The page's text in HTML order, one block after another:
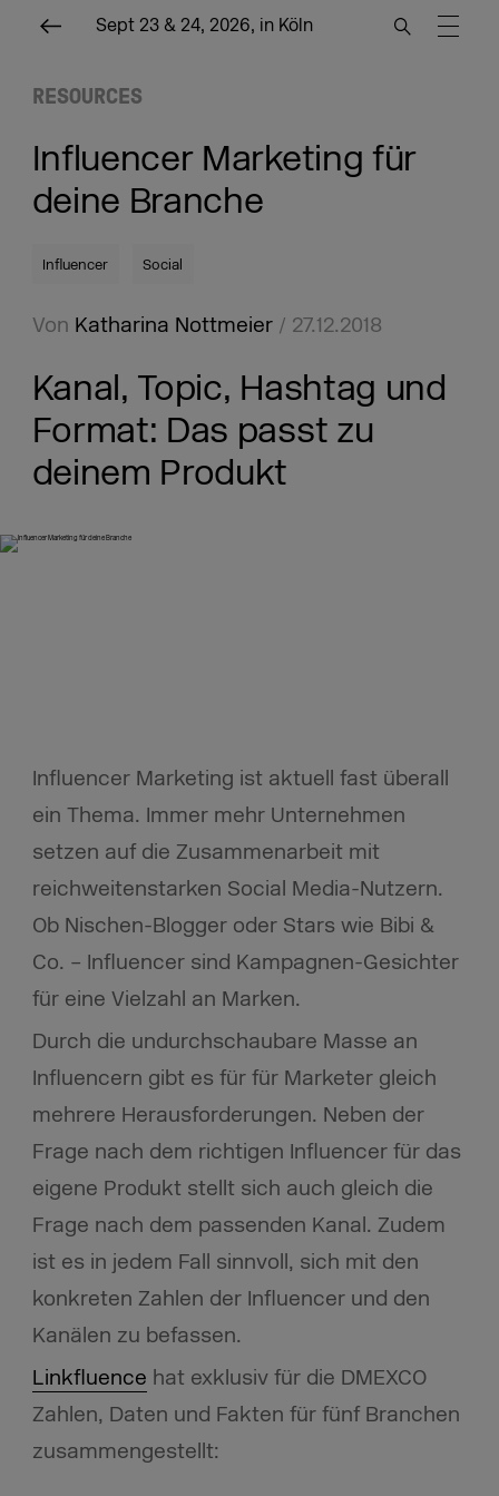
Sept 23 & 24, 2026, in Köln
RESOURCES
Influencer Marketing für
deine Branche
Influencer Social
Von Katharina Nottmeier/ 27.12.2018
Kanal, Topic, Hashtag und
Format: Das passt zu
deinem Produkt
Influencer Marketing ist aktuell fast überall
ein Thema. Immer mehr Unternehmen
setzen auf die Zusammenarbeit mit
reichweitenstarken Social Media-Nutzern.
Ob Nischen-Blogger oder Stars wie Bibi &
Co. – Influencer sind Kampagnen-Gesichter
für eine Vielzahl an Marken.
Durch die undurchschaubare Masse an
Influencern gibt es für für Marketer gleich
mehrere Herausforderungen. Neben der
Frage nach dem richtigen Influencer für das
eigene Produkt stellt sich auch gleich die
Frage nach dem passenden Kanal. Zudem
ist es in jedem Fall sinnvoll, sich mit den
konkreten Zahlen der Influencer und den
Kanälen zu befassen.
Linkfluence hat exklusiv für die DMEXCO
Zahlen, Daten und Fakten für fünf Branchen
zusammengestellt: